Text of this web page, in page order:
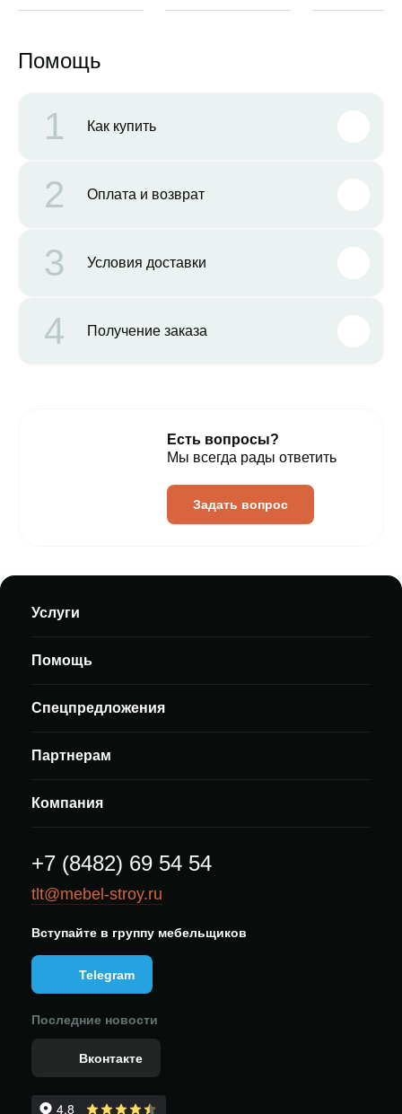
Помощь
1 Как купить
2 Оплата и возврат
3 Условия доставки
4 Получение заказа
Есть вопросы?
Мы всегда рады ответить
Задать вопрос
Услуги
Помощь
Спецпредложения
Партнерам
Компания
+7 (8482) 69 54 54
tlt@mebel-stroy.ru
Вступайте в группу мебельщиков
Telegram
Последние новости
Вконтакте